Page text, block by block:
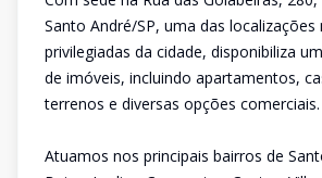
Santo André/SP, uma das localizações
privilegiadas da cidade, disponibiliza
de imóveis, incluindo apartamentos,
terrenos e diversas opções comerciais.
Atuamos nos principais bairros de